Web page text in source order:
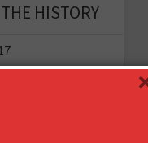
HISTORY